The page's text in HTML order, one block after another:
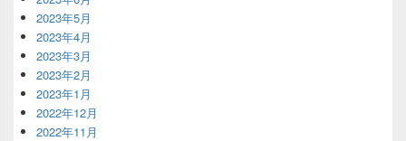
2023年5月
2023年4月
2023年3月
2023年2月
2023年1月
2022年12月
2022年11月